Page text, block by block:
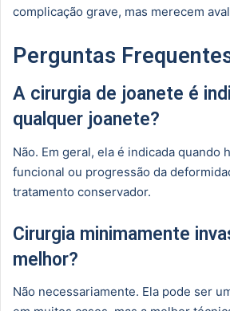
complicação grave, mas merecem
Perguntas
A cirurgia de joanete é
qualquer joanete?
Não. Em geral, ela é indicada quando
funcional ou progressão da
tratamento conservador.
Cirurgia minimamente
melhor?
Não necessariamente. Ela pode ser